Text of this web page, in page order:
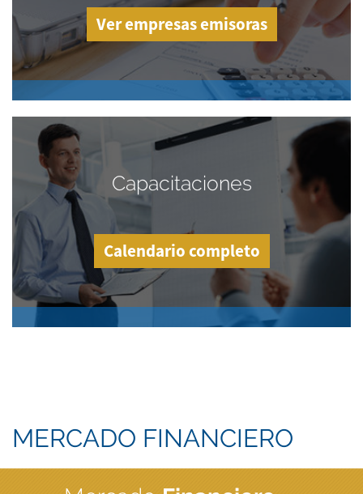
Ver empresas emisoras
Capacitaciones
Calendario completo
MERCADO FINANCIERO